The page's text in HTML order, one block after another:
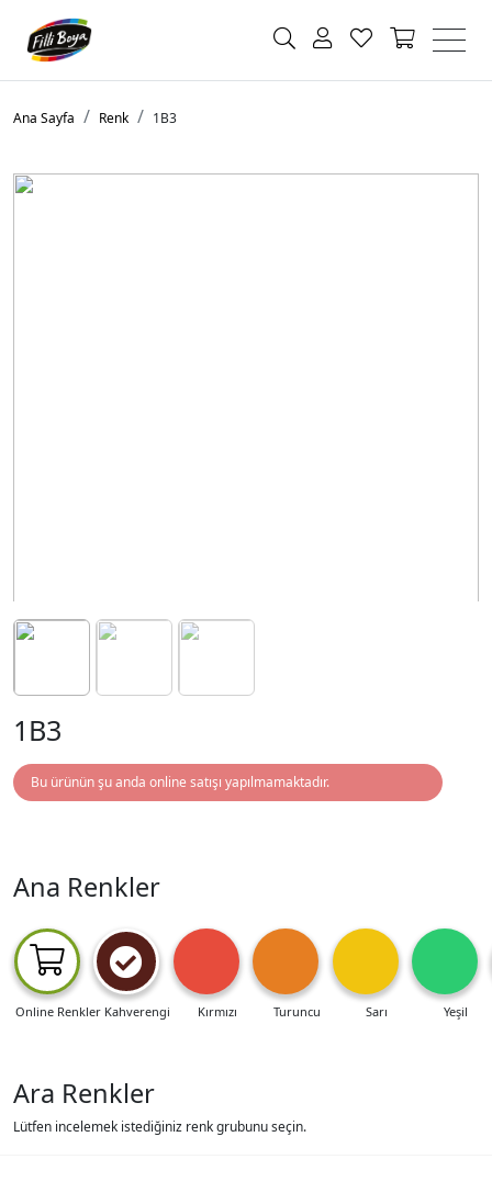
Ana Sayfa Renk 1B3
1B3
Bu ürünün şu anda online satışı yapılmamaktadır.
Ana Renkler
Online Renkler Kahverengi Kırmızı Turuncu Sarı Yeşil
Ara Renkler
Lütfen incelemek istediğiniz renk grubunu seçin.